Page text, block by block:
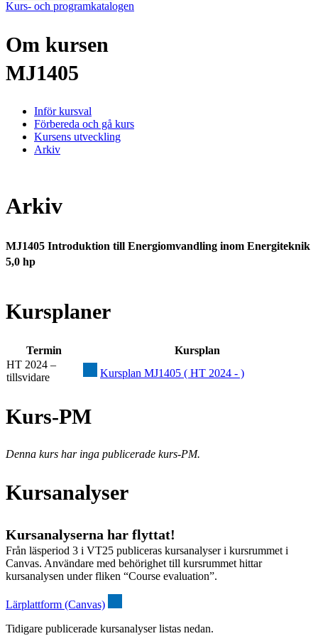
Kurs- och programkatalogen
Om kursen
MJ1405
Inför kursval
Förbereda och gå kurs
Kursens utveckling
Arkiv
Arkiv
MJ1405 Introduktion till Energiomvandling inom Energiteknik
5,0 hp
Kursplaner
Termin
Kursplan
HT 2024 –
tillsvidare
Kursplan MJ1405 ( HT 2024 - )
Kurs-PM
Denna kurs har inga publicerade kurs-PM.
Kursanalyser
Kursanalyserna har flyttat!
Från läsperiod 3 i VT25 publiceras kursanalyser i kursrummet i
Canvas. Användare med behörighet till kursrummet hittar
kursanalysen under fliken “Course evaluation”.
Lärplattform (Canvas)
Tidigare publicerade kursanalyser listas nedan.